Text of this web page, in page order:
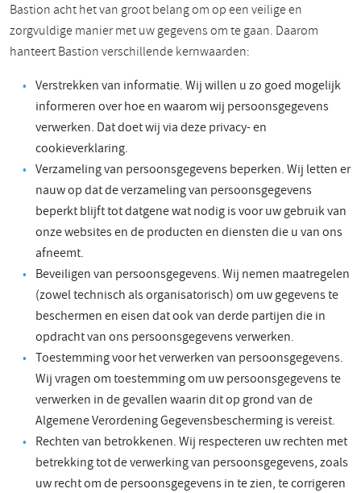
Bastion acht het van groot belang om op een veilige en
zorgvuldige manier met uw gegevens om te gaan. Daarom
hanteert Bastion verschillende kernwaarden:
Verstrekken van informatie. Wij willen u zo goed mogelijk
informeren over hoe en waarom wij persoonsgegevens
verwerken. Dat doet wij via deze privacy- en
cookieverklaring.
Verzameling van persoonsgegevens beperken. Wij letten er
nauw op dat de verzameling van persoonsgegevens
beperkt blijft tot datgene wat nodig is voor uw gebruik van
onze websites en de producten en diensten die u van ons
afneemt.
Beveiligen van persoonsgegevens. Wij nemen maatregelen
(zowel technisch als organisatorisch) om uw gegevens te
beschermen en eisen dat ook van derde partijen die in
opdracht van ons persoonsgegevens verwerken.
Toestemming voor het verwerken van persoonsgegevens.
Wij vragen om toestemming om uw persoonsgegevens te
verwerken in de gevallen waarin dit op grond van de
Algemene Verordening Gegevensbescherming is vereist.
Rechten van betrokkenen. Wij respecteren uw rechten met
betrekking tot de verwerking van persoonsgegevens, zoals
uw recht om de persoonsgegevens in te zien, te corrigeren